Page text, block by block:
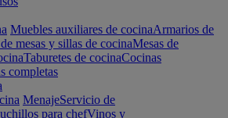
Muebles auxiliares de cocinaArmarios de
mesas y sillas de cocinaMesas de
Taburetes de cocinaCocinas
completas
MenajeServicio de
para chefVinos y